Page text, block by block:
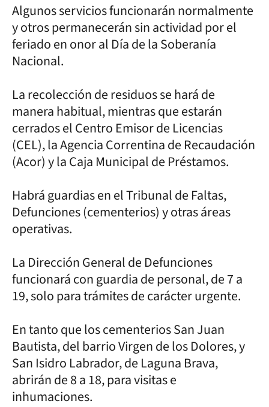
Algunos servicios funcionarán normalmente
y otros permanecerán sin actividad por el
feriado en onor al Día de la Soberanía
Nacional.
La recolección de residuos se hará de
manera habitual, mientras que estarán
cerrados el Centro Emisor de Licencias
(CEL), la Agencia Correntina de Recaudación
(Acor) y la Caja Municipal de Préstamos.
Habrá guardias en el Tribunal de Faltas,
Defunciones (cementerios) y otras áreas
operativas.
La Dirección General de Defunciones
funcionará con guardia de personal, de 7 a
19, solo para trámites de carácter urgente.
En tanto que los cementerios San Juan
Bautista, del barrio Virgen de los Dolores, y
San Isidro Labrador, de Laguna Brava,
abrirán de 8 a 18, para visitas e
inhumaciones.